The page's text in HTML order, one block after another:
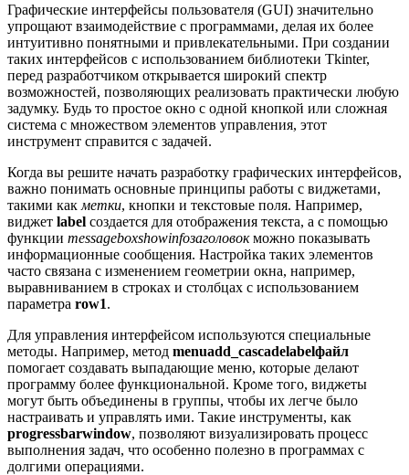
Графические интерфейсы пользователя (GUI) значительно
упрощают взаимодействие с программами, делая их более
интуитивно понятными и привлекательными. При создании
таких интерфейсов с использованием библиотеки Tkinter,
перед разработчиком открывается широкий спектр
возможностей, позволяющих реализовать практически любую
задумку. Будь то простое окно с одной кнопкой или сложная
система с множеством элементов управления, этот
инструмент справится с задачей.
Когда вы решите начать разработку графических интерфейсов,
важно понимать основные принципы работы с виджетами,
такими как метки, кнопки и текстовые поля. Например,
виджет label создается для отображения текста, а с помощью
функции messageboxshowinfoзаголовокможно показывать
информационные сообщения. Настройка таких элементов
часто связана с изменением геометрии окна, например,
выравниванием в строках и столбцах с использованием
параметра row1.
Для управления интерфейсом используются специальные
методы. Например, метод menuadd_cascadelabelфайл
помогает создавать выпадающие меню, которые делают
программу более функциональной. Кроме того, виджеты
могут быть объединены в группы, чтобы их легче было
настраивать и управлять ими. Такие инструменты, как
progressbarwindow, позволяют визуализировать процесс
выполнения задач, что особенно полезно в программах с
долгими операциями.